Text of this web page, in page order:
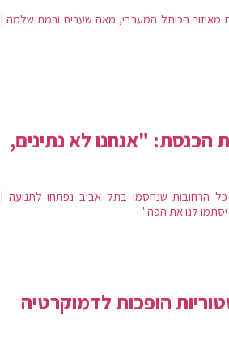
מאיזור הכותל המערבי, מאה שערים ורמת שלמה |
הכנסת: "אנחנו לא נתינים,
הרחובות שנחסמו בתל אביב נפתחו לתנועה |
לנו את הפה"
הופכות לדמוקרטיה